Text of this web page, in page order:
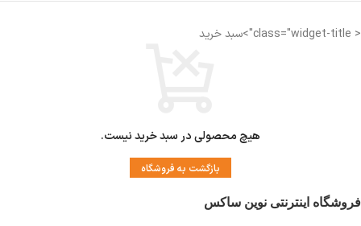
< class="widget-title">سبد خرید
هیچ محصولی در سبد خرید نیست.
بازگشت به فروشگاه
فروشگاه اینترنتی نوین ساکس